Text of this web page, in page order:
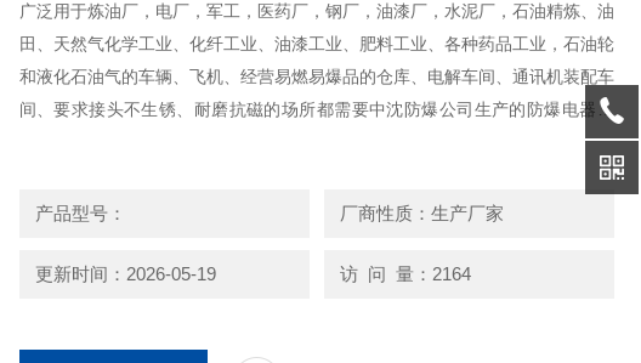
广泛用于炼油厂，电厂，军工，医药厂，钢厂，油漆厂，水泥厂，石油精炼、油
田、天然气化学工业、化纤工业、油漆工业、肥料工业、各种药品工业，石油轮
和液化石油气的车辆、飞机、经营易燃易爆品的仓库、电解车间、通讯机装配车
间、要求接头不生锈、耐磨抗磁的场所都需要中沈防爆公司生产的防爆电器产
产品型号： 厂商性质：生产厂家
更新时间：2026-05-19 访 问 量：2164